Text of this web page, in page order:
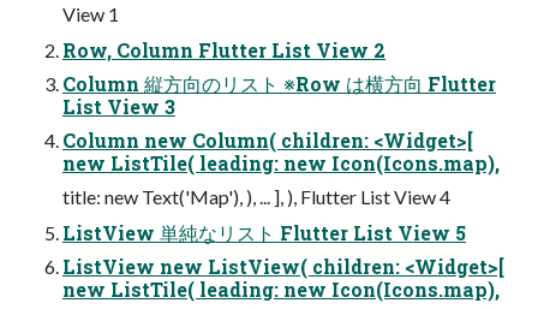
View 1
Row, Column Flutter List View 2
Column 縦方向のリスト ※Row は横方向 Flutter
List View 3
Column new Column( children: <Widget>[
new ListTile( leading: new Icon(Icons.map),
title: new Text('Map'), ), ... ], ), Flutter List View 4
ListView 単純なリスト Flutter List View 5
ListView new ListView( children: <Widget>[
new ListTile( leading: new Icon(Icons.map),